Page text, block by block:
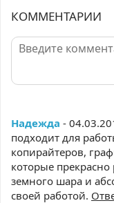
КОММЕНТАРИИ
Надежда -
подходит для
копирайтеров,
которые
земного шара и
своей работой.